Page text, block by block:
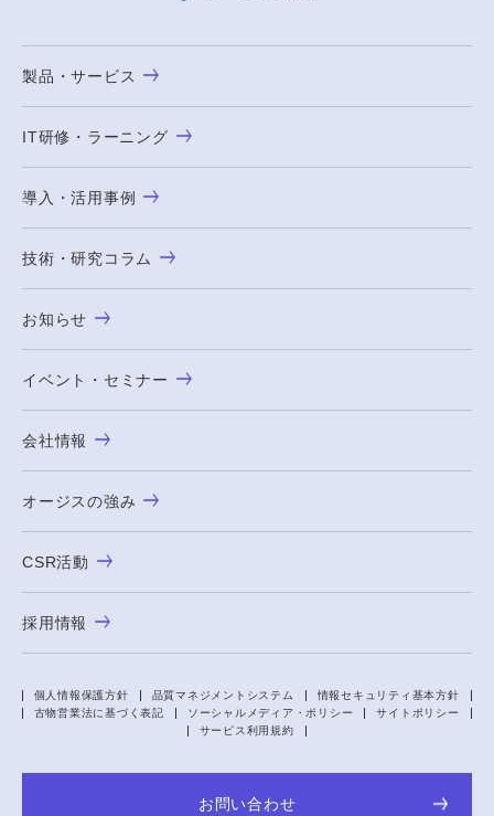
製品・サービス
IT研修・ラーニング
導入・活用事例
技術・研究コラム
お知らせ
イベント・セミナー
会社情報
オージスの強み
CSR活動
採用情報
個人情報保護方針 品質マネジメントシステム
情報セキュリティ基本方針
古物営業法に基づく表記
ソーシャルメディア・ポリシー
サイトポリシー
サービス利用規約
お問い合わせ